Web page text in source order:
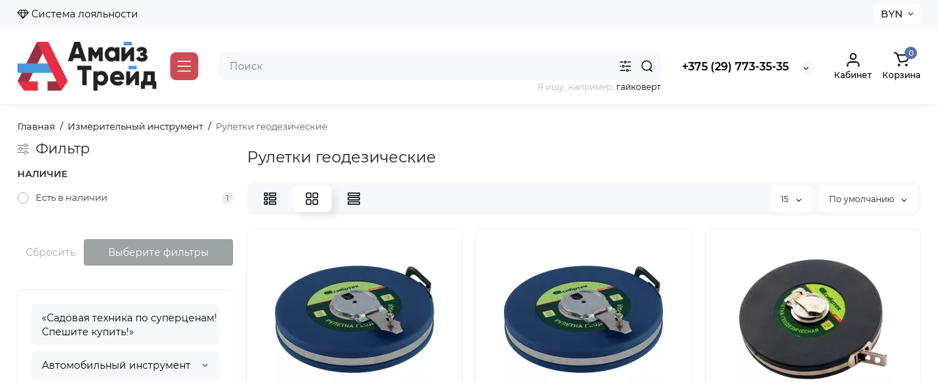
Система лояльности BYN
+375 (29) 773-35-35
Я ищу, например, гайковерт
Кабинет
0
Корзина
Главная Измерительный инструмент Рулетки геодезические
Фильтр
НАЛИЧИЕ
Есть в наличии 1
Сбросить Выберите фильтры
«Садовая техника по суперценам!
Спешите купить!»
Автомобильный инструмент
Рулетки геодезические
15 По умолчанию